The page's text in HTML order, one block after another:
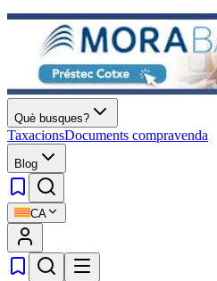
Què busques?
TaxacionsDocuments compravenda
Blog
CA